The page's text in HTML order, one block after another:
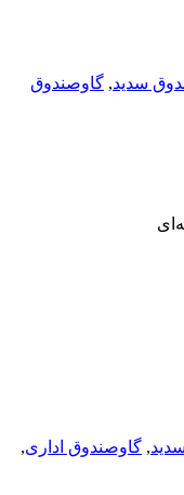
سدید, گاوصندوق
, گاوصندوق اداری,